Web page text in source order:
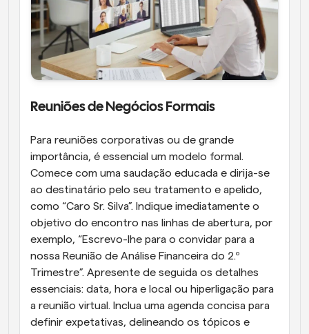
Reuniões de Negócios Formais
Para reuniões corporativas ou de grande
importância, é essencial um modelo formal.
Comece com uma saudação educada e dirija-se
ao destinatário pelo seu tratamento e apelido,
como “Caro Sr. Silva”. Indique imediatamente o
objetivo do encontro nas linhas de abertura, por
exemplo, “Escrevo-lhe para o convidar para a
nossa Reunião de Análise Financeira do 2.º
Trimestre”. Apresente de seguida os detalhes
essenciais: data, hora e local ou hiperligação para
a reunião virtual. Inclua uma agenda concisa para
definir expetativas, delineando os tópicos e